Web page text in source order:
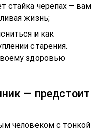
стайка черепах – вам
жизнь;
и как
старения.
здоровью
— предстоит
человеком с тонкой